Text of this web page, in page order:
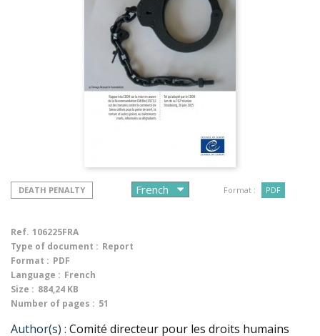
DEATH PENALTY Format : PDF
Ref. 106225FRA
Type of document : Report
Format : PDF
Language : French
Size : 884,24 KB
Number of pages : 51
Author(s) : Comité directeur pour les droits humains